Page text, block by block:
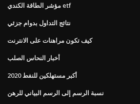
مؤشر الطاقة الكندي etf
نتائج التداول بدوام جزئي
كيف تكون مراهنات على الانترنت
أخبار النحاس الصلب
أكبر مستهلكين للنفط 2020
نسبة الرسم إلى الرسم البياني للرهن